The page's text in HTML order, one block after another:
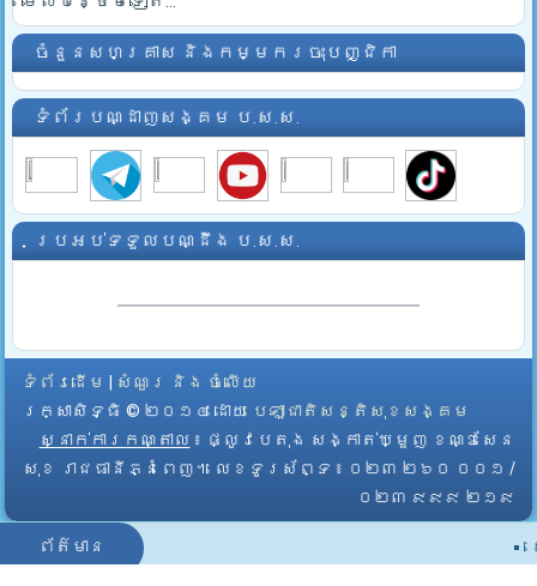
ចំនួនសហគ្រាស និងកម្មករចុះបញ្ជិកា
ទំព័របណ្ដាញសង្គម ប.ស.ស.
ប្រអប់ទទួលបណ្ដឹង ប.ស.ស.
ទំព័រដើម
សំណួរ និង ចំលើយ
រក្សាសិទ្ធិ © ២០១៤ ដោយ​ បេឡាជាតិសន្តិសុខសង្គម
ស្នាក់ការកណ្តាល ៖ ផ្លូវបេតុង សង្កាត់ឃ្មួញ ខណ្ឌសែន
សុខ រាជធានីភ្នំពេញ។ លេខទូរស័ព្ទ ៖ ០២៣ ២៦០ ០០១ /
០២៣ ៩៩៩ ២១៩
ព័ត៌មាន